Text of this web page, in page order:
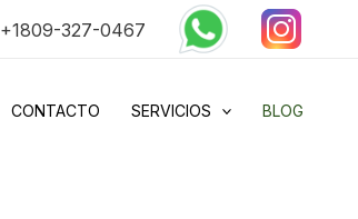
+1809-327-0467
CONTACTO SERVICIOS BLOG